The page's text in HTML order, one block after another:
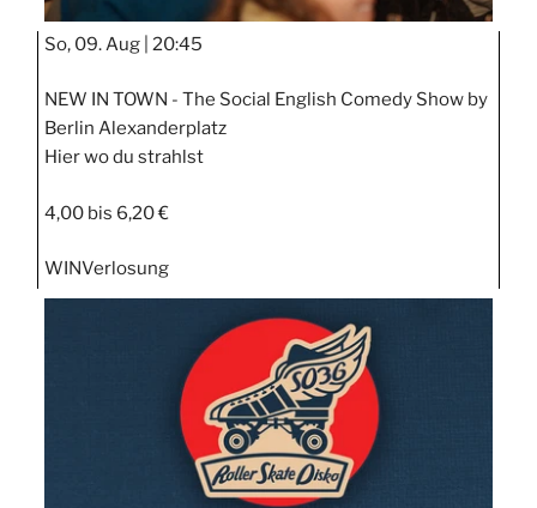
So, 09. Aug | 20:45
NEW IN TOWN - The Social English Comedy Show by
Berlin Alexanderplatz
Hier wo du strahlst
4,00 bis 6,20 €
WINVerlosung